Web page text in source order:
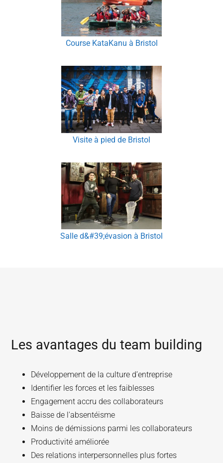
Course KataKanu à Bristol
Visite à pied de Bristol
Salle d&#39;évasion à Bristol
Les avantages du team building
Développement de la culture d’entreprise
Identifier les forces et les faiblesses
Engagement accru des collaborateurs
Baisse de l'absentéisme
Moins de démissions parmi les collaborateurs
Productivité améliorée
Des relations interpersonnelles plus fortes